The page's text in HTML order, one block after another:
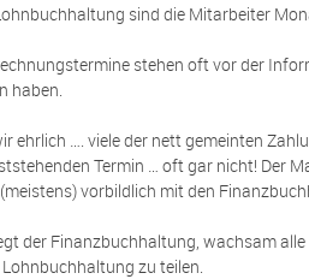
sind die Mitarbeiter
stehen oft vor der
haben.
ehrlich …. viele der nett gemeinten
Termin … oft gar nicht! Der
vorbildlich mit den
der Finanzbuchhaltung, wachsam
zu teilen.